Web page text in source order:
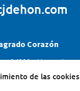
de las cookies
Corazón
34200 – Venta de
979770649